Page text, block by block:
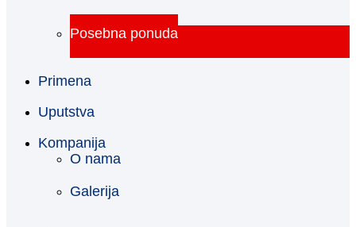
Posebna ponuda
Primena
Uputstva
Kompanija
O nama
Galerija